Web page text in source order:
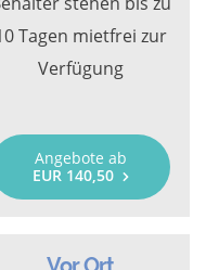
Tagen mietfrei zur
Verfügung
Angebote ab
EUR 140,50